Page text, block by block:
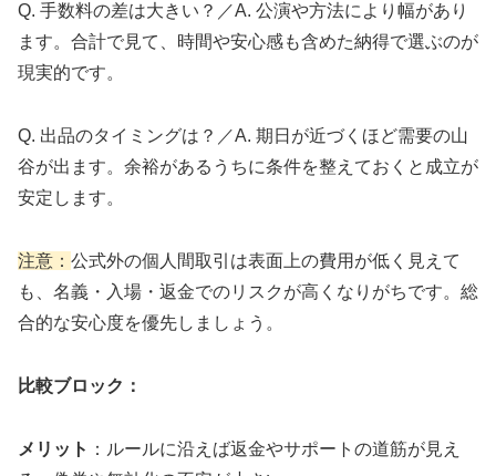
Q. 手数料の差は大きい？／A. 公演や方法により幅があり
ます。合計で見て、時間や安心感も含めた納得で選ぶのが
現実的です。
Q. 出品のタイミングは？／A. 期日が近づくほど需要の山
谷が出ます。余裕があるうちに条件を整えておくと成立が
安定します。
注意： 公式外の個人間取引は表面上の費用が低く見えて
も、名義・入場・返金でのリスクが高くなりがちです。総
合的な安心度を優先しましょう。
比較ブロック：
メリット ：ルールに沿えば返金やサポートの道筋が見え